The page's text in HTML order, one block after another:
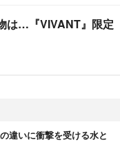
は…『VIVANT』限定
違いに衝撃を受ける水と